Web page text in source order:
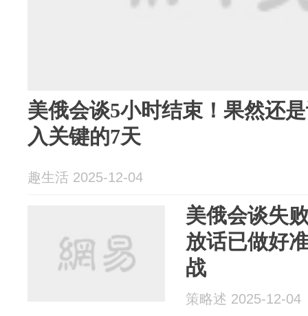
美俄会谈5小时结束！果然还
入关键的7天
趣生活 2025-12-04
美俄会谈失
放话已做好
战
策略述 2025-12-04